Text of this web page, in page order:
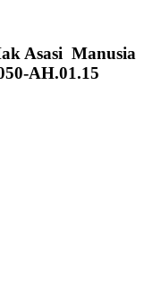
Asasi Manusia
AH.01.15